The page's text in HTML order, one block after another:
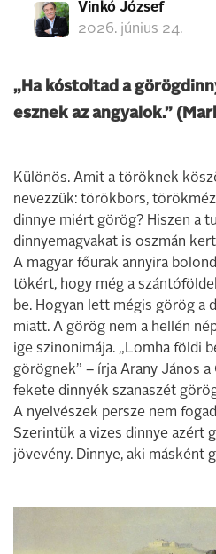
Vinkó József
2026. június 24.
„Ha kóstoltad a
esznek az angyalok.”
Különös. Amit a töröknek
nevezzük: törökbors,
dinnye miért görög? Hiszen a
dinnyemagvakat is oszmán
A magyar főurak annyira
tökért, hogy még a
be. Hogyan lett mégis görög a
miatt. A görög nem a hellén
ige szinonimája. „Lomha földi
görögnek” – írja Arany János
fekete dinnyék szanaszét
A nyelvészek persze nem
Szerintük a vizes dinnye azért
jövevény. Dinnye, aki másként